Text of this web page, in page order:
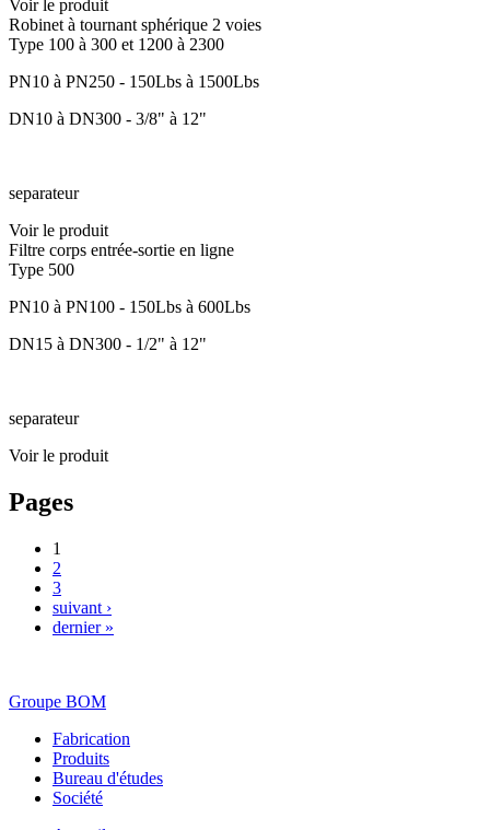
Voir le produit
Robinet à tournant sphérique 2 voies
Type 100 à 300 et 1200 à 2300
PN10 à PN250 - 150Lbs à 1500Lbs
DN10 à DN300 - 3/8" à 12"
separateur
Voir le produit
Filtre corps entrée-sortie en ligne
Type 500
PN10 à PN100 - 150Lbs à 600Lbs
DN15 à DN300 - 1/2" à 12"
separateur
Voir le produit
Pages
1
2
3
suivant ›
dernier »
Groupe BOM
Fabrication
Produits
Bureau d'études
Société